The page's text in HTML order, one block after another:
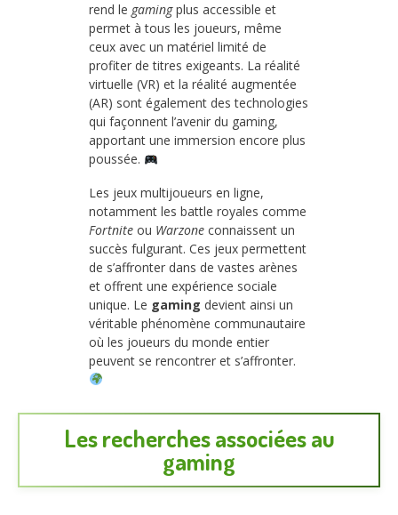
rend le gamingplus accessible et
permet à tous les joueurs, même
ceux avec un matériel limité de
profiter de titres exigeants. La réalité
virtuelle (VR) et la réalité augmentée
(AR) sont également des technologies
qui façonnent l’avenir du gaming,
apportant une immersion encore plus
poussée.
Les jeux multijoueurs en ligne,
notamment les battle royales comme
Fortnite ou Warzone connaissent un
succès fulgurant. Ces jeux permettent
de s’affronter dans de vastes arènes
et offrent une expérience sociale
unique. Le gaming devient ainsi un
véritable phénomène communautaire
où les joueurs du monde entier
peuvent se rencontrer et s’affronter.
Les recherches associées au
gaming